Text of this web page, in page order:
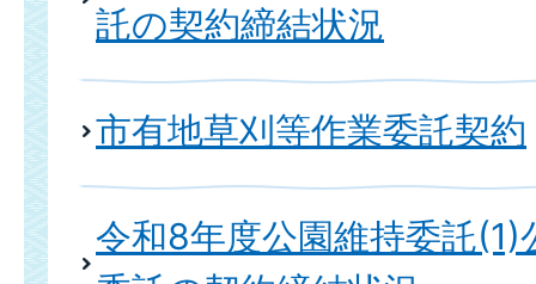
託の契約締結状況
市有地草刈等作業委託契約
令和8年度公園維持委託(1)